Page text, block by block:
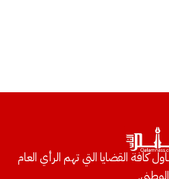
كافة القضايا التي تهم الرأي العام